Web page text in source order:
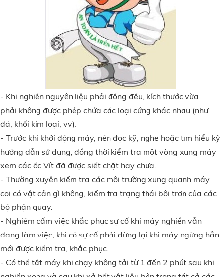
- Khi nghiền nguyên liệu phải đồng đều, kích thước vừa
phải không được phép chứa các loại cứng khác nhau (như
đá, khối kim loại, vv).
- Trước khi khởi động máy, nên đọc kỹ, nghe hoặc tìm hiểu kỹ
hướng dẫn sử dụng, đồng thời kiểm tra một vòng xung máy
xem các ốc Vít đã được siết chặt hay chưa.
- Thường xuyên kiểm tra các môi trường xung quanh máy
coi có vật cản gì không, kiểm tra trạng thái bôi trơn của các
bộ phận quay.
- Nghiêm cấm việc khắc phục sự cố khi máy nghiền vẫn
đang làm việc, khi có sự cố phải dừng lại khi máy ngừng hẳn
mới được kiểm tra, khắc phục.
- Có thể tắt máy khi chạy không tải từ 1 đến 2 phút sau khi